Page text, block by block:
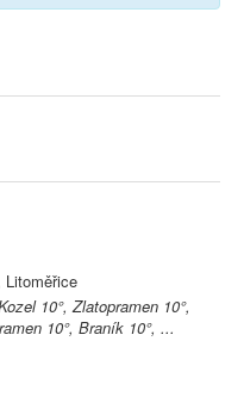
Litoměřice
10°, Zlatopramen 10°,
10°, Braník 10°, ...